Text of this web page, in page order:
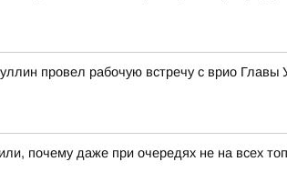
провел рабочую встречу с врио
почему даже при очередях не на всех